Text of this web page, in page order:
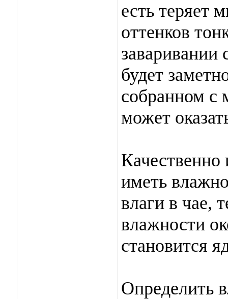
есть теряет
оттенков
заваривании
будет
собранном с
может
иметь
влаги в чае,
влажности
становится
Определить